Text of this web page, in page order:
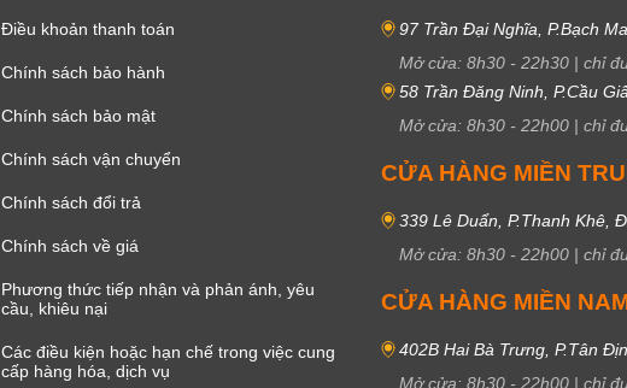
Điều khoản thanh toán
Chính sách bảo hành
Chính sách bảo mật
Chính sách vận chuyển
Chính sách đổi trả
Chính sách về giá
Phương thức tiếp nhận và phản ánh, yêu
cầu, khiêu nại
Các điều kiện hoặc hạn chế trong việc cung
cấp hàng hóa, dịch vụ
97 Trần Đại Nghĩa, P.Bạch
Mở cửa: 8h30 - 22h30 | chỉ
58 Trần Đăng Ninh, P.Cầu
Mở cửa: 8h30 - 22h00 | chỉ
CỬA HÀNG MIỀN
339 Lê Duẩn, P.Thanh Khê,
Mở cửa: 8h30 - 22h00 | chỉ
CỬA HÀNG MIỀN
402B Hai Bà Trưng, P.Tân
Mở cửa: 8h30 - 22h00 | chỉ